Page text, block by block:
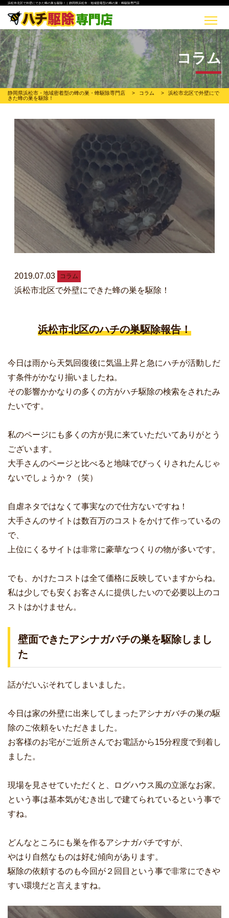
浜松市北区で外壁にできた蜂の巣を駆除！ | 静岡県浜松市・地域密着型の蜂の巣・蜂駆除専門店
コラム
静岡県浜松市・地域密着型の蜂の巣・蜂駆除専門店 > コラム >
浜松市北区で外壁にで
きた蜂の巣を駆除！
2019.07.03 コラム
浜松市北区で外壁にできた蜂の巣を駆除！
浜松市北区のハチの巣駆除報告！
今日は雨から天気回復後に気温上昇と急にハチが活動しだ
す条件がかなり揃いましたね。
その影響かかなりの多くの方がハチ駆除の検索をされたみ
たいです。
私のページにも多くの方が見に来ていただいてありがとう
ございます。
大手さんのページと比べると地味でびっくりされたんじゃ
ないでしょうか？（笑）
自虐ネタではなくて事実なので仕方ないですね！
大手さんのサイトは数百万のコストをかけて作っているの
で、
上位にくるサイトは非常に豪華なつくりの物が多いです。
でも、かけたコストは全て価格に反映していますからね。
私は少しでも安くお客さんに提供したいので必要以上のコ
ストはかけません。
壁面できたアシナガバチの巣を駆除しまし
た
話がだいぶそれてしまいました。
今日は家の外壁に出来してしまったアシナガバチの巣の駆
除のご依頼をいただきました。
お客様のお宅がご近所さんでお電話から15分程度で到着し
ました。
現場を見させていただくと、ログハウス風の立派なお家。
という事は基本気がむき出しで建てられているという事で
すね。
どんなところにも巣を作るアシナガバチですが、
やはり自然なものは好む傾向があります。
駆除の依頼するのも今回が２回目という事で非常にできや
すい環境だと言えますね。